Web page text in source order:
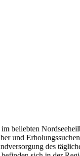
beliebten
und
des